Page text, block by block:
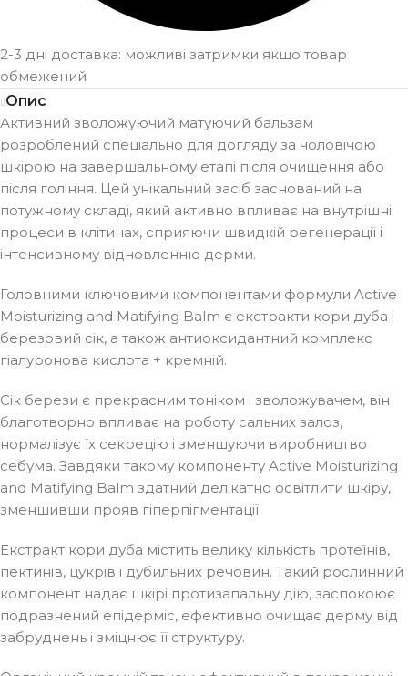
2-3 дні доставка: можливі затримки якщо товар
обмежений
Опис
Активний зволожуючий матуючий бальзам
розроблений спеціально для догляду за чоловічою
шкірою на завершальному етапі після очищення або
після гоління. Цей унікальний засіб заснований на
потужному складі, який активно впливає на внутрішні
процеси в клітинах, сприяючи швидкій регенерації і
інтенсивному відновленню дерми.
Головними ключовими компонентами формули Active
Moisturizing and Matifying Balm є екстракти кори дуба і
березовий сік, а також антиоксидантний комплекс
гіалуронова кислота + кремній.
Сік берези є прекрасним тоніком і зволожувачем, він
благотворно впливає на роботу сальних залоз,
нормалізує їх секрецію і зменшуючи виробництво
себума. Завдяки такому компоненту Active Moisturizing
and Matifying Balm здатний делікатно освітлити шкіру,
зменшивши прояв гіперпігментації.
Екстракт кори дуба містить велику кількість протеїнів,
пектинів, цукрів і дубильних речовин. Такий рослинний
компонент надає шкірі протизапальну дію, заспокоює
подразнений епідерміс, ефективно очищає дерму від
забруднень і зміцнює її структуру.